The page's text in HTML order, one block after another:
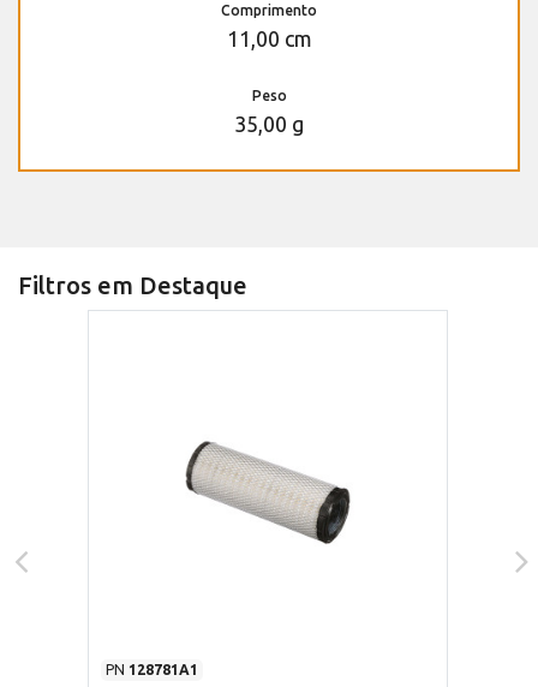
Comprimento
11,00 cm
Peso
35,00 g
Filtros em Destaque
PN 128781A1